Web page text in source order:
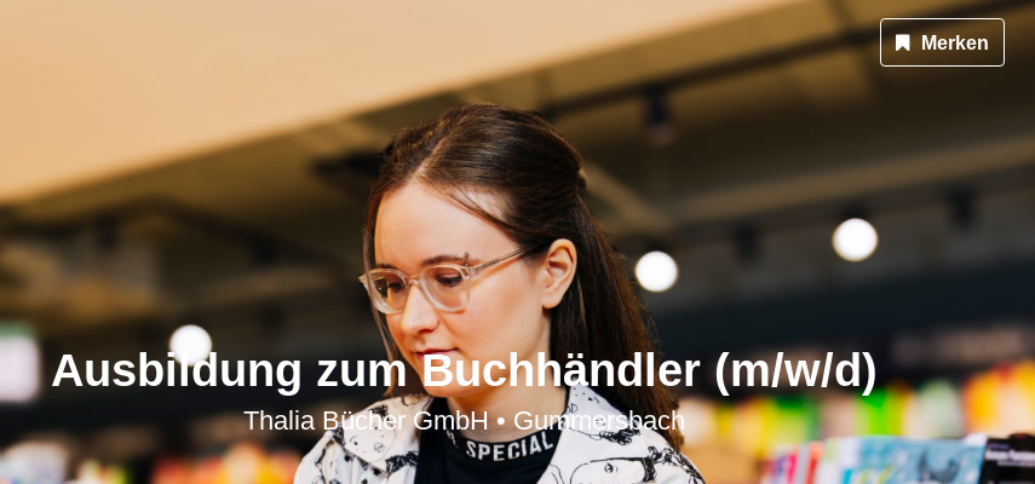
Ausbildung zum Buchhändler (m/w/d)
Thalia Bücher GmbH • Gummersbach
Merken